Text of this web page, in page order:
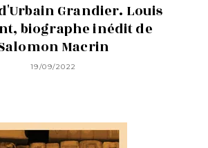
Grandier. Louis
biographe inédit de
Macrin
19/09/2022